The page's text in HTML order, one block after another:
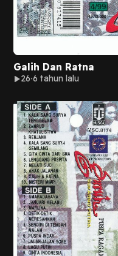
Galih Dan Ratna
26 6 tahun lalu